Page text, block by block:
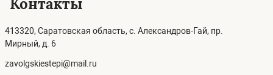
Контакты
413320, Саратовская область, с. Александров-Гай, пр.
Мирный, д. 6
zavolgskiestepi@mail.ru